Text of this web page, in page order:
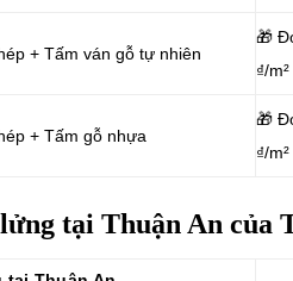
+ Tấm ván gỗ tự nhiên
🎁
₫/m²
+ Tấm gỗ nhựa
🎁
₫/m²
tại Thuận An của